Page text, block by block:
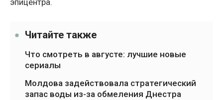
эпицентра.
Читайте также
Что смотреть в августе: лучшие новые
сериалы
Молдова задействовала стратегический
запас воды из-за обмеления Днестра